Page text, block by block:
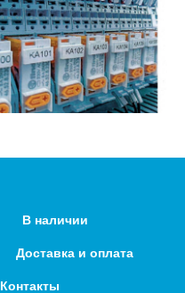
В наличии
Доставка и оплата
Контакты